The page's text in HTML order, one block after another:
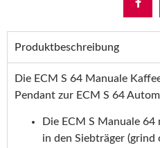
Produktbeschreibung
Die ECM S 64 Manuale
Pendant zur ECM S 64
Die ECM S Manuale
in den Siebträger (grind